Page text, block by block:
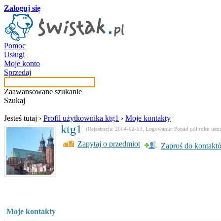
Zaloguj się
Pomoc
Usługi
Moje konto
Sprzedaj
Zaawansowane szukanie
Szukaj
Jesteś tutaj › Profil użytkownika ktg1 › Moje kontakty
ktg1 (Rejestracja: 2004-02-13, Logowanie: Ponad pół roku
Zapytaj o przedmiot Zaproś do
Moje kontakty